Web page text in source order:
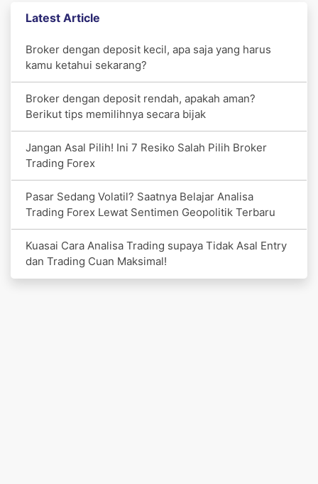
Latest Article
Broker dengan deposit kecil, apa saja yang harus
kamu ketahui sekarang?
Broker dengan deposit rendah, apakah aman?
Berikut tips memilihnya secara bijak
Jangan Asal Pilih! Ini 7 Resiko Salah Pilih Broker
Trading Forex
Pasar Sedang Volatil? Saatnya Belajar Analisa
Trading Forex Lewat Sentimen Geopolitik Terbaru
Kuasai Cara Analisa Trading supaya Tidak Asal Entry
dan Trading Cuan Maksimal!